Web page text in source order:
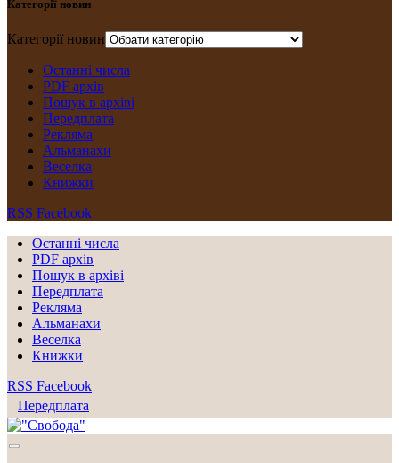
Категорії новин
Категорії новин
Останні числа
PDF архів
Пошук в архіві
Передплата
Рекляма
Альманахи
Веселка
Книжки
RSS Facebook
Останні числа
PDF архів
Пошук в архіві
Передплата
Рекляма
Альманахи
Веселка
Книжки
RSS Facebook
Передплата